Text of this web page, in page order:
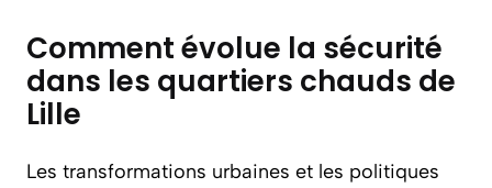
Comment évolue la sécurité
dans les quartiers chauds de
Lille
Les transformations urbaines et les politiques